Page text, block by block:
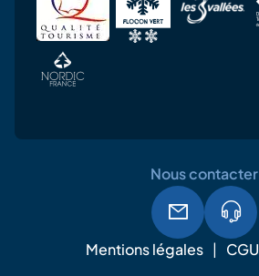
Mentions légales CGU
Nous contacter